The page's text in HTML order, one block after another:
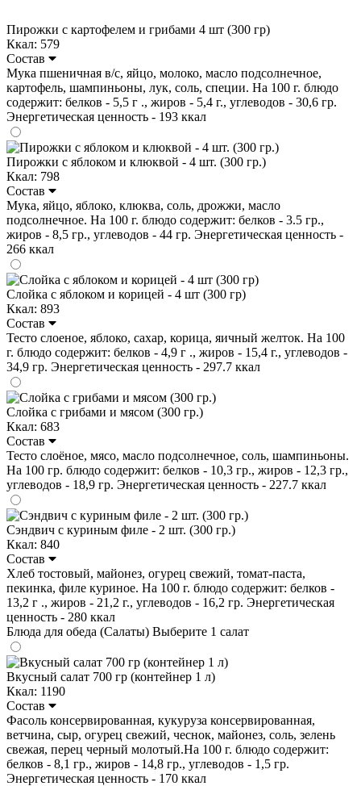
Пирожки с картофелем и грибами 4 шт (300 гр)
Ккал: 579
Состав
Мука пшеничная в/с, яйцо, молоко, масло подсолнечное,
картофель, шампиньоны, лук, соль, специи. На 100 г. блюдо
содержит: белков - 5,5 г ., жиров - 5,4 г., углеводов - 30,6 гр.
Энергетическая ценность - 193 ккал
Пирожки с яблоком и клюквой - 4 шт. (300 гр.)
Ккал: 798
Состав
Мука, яйцо, яблоко, клюква, соль, дрожжи, масло
подсолнечное. На 100 г. блюдо содержит: белков - 3.5 гр.,
жиров - 8,5 гр., углеводов - 44 гр. Энергетическая ценность -
266 ккал
Слойка с яблоком и корицей - 4 шт (300 гр)
Ккал: 893
Состав
Тесто слоеное, яблоко, сахар, корица, яичный желток. На 100
г. блюдо содержит: белков - 4,9 г ., жиров - 15,4 г., углеводов -
34,9 гр. Энергетическая ценность - 297.7 ккал
Слойка с грибами и мясом (300 гр.)
Ккал: 683
Состав
Тесто слоёное, мясо, масло подсолнечное, соль, шампиньоны.
На 100 гр. блюдо содержит: белков - 10,3 гр., жиров - 12,3 гр.,
углеводов - 18,9 гр. Энергетическая ценность - 227.7 ккал
Сэндвич с куриным филе - 2 шт. (300 гр.)
Ккал: 840
Состав
Хлеб тостовый, майонез, огурец свежий, томат-паста,
пекинка, филе куриное. На 100 г. блюдо содержит: белков -
13,2 г ., жиров - 21,2 г., углеводов - 16,2 гр. Энергетическая
ценность - 280 ккал
Блюда для обеда (Салаты) Выберите 1 салат
Вкусный салат 700 гр (контейнер 1 л)
Ккал: 1190
Состав
Фасоль консервированная, кукуруза консервированная,
ветчина, сыр, огурец свежий, чеснок, майонез, соль, зелень
свежая, перец черный молотый.На 100 г. блюдо содержит:
белков - 8,1 гр., жиров - 14,8 гр., углеводов - 1,5 гр.
Энергетическая ценность - 170 ккал